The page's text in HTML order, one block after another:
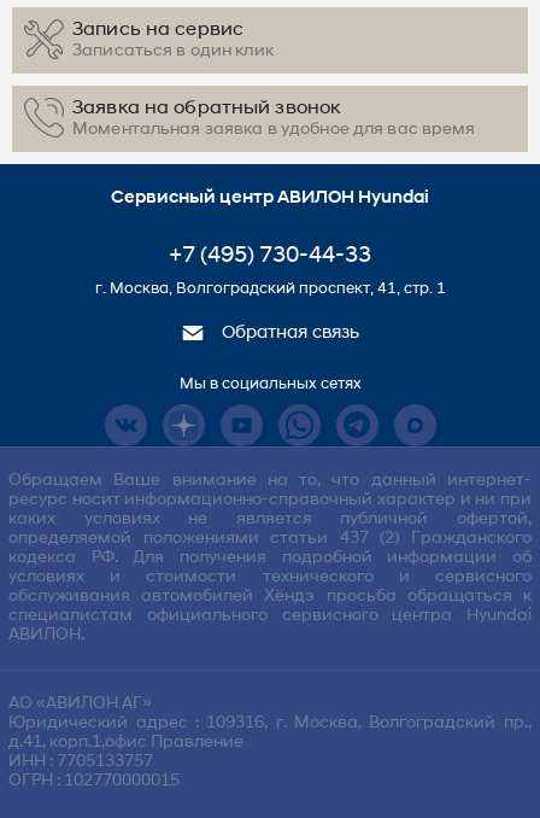
Запись на сервис
Записаться в один клик
Заявка на обратный звонок
Моментальная заявка в удобное для вас время
Сервисный центр АВИЛОН Hyundai
+7 (495) 730-44-33
г. Москва, Волгоградский проспект, 41, стр. 1
Обратная связь
Мы в социальных сетях
Обращаем Ваше внимание на то, что данный интернет-
ресурс носит информационно-справочный характер и ни при
каких условиях не является публичной офертой,
определяемой положениями статьи 437 (2) Гражданского
кодекса РФ. Для получения подробной информации об
условиях и стоимости технического и сервисного
обслуживания автомобилей Хёндэ просьба обращаться к
специалистам официального сервисного центра Hyundai
АВИЛОН.
АО «АВИЛОН АГ»
Юридический адрес : 109316, г. Москва, Волгоградский пр.,
д.41, корп.1,офис Правление
ИНН : 7705133757
ОГРН : 102770000015